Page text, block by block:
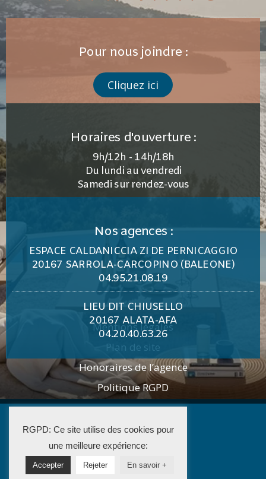
Pour nous joindre :
Cliquez ici
Horaires d'ouverture :
9h/12h - 14h/18h
Du lundi au vendredi
Samedi sur rendez-vous
Nos agences :
ESPACE CALDANICCIA ZI DE PERNICAGGIO
20167 SARROLA-CARCOPINO (BALEONE)
04.95.21.08.19
LIEU DIT CHIUSELLO
20167 ALATA-AFA
04.20.40.63.26
Mentions légales
Plan de site
Honoraires de l’agence
Politique RGPD
La Solution Immo
RGPD: Ce site utilise des cookies pour
une meilleure expérience:
Accepter Rejeter En savoir +